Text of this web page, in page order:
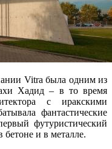
Vitra была одним из
Хадид – в то время
с иракскими
фантастические
футуристический
и в металле.